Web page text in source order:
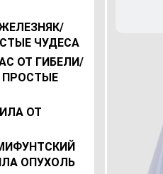
ЧУДЕСА
ОТ ГИБЕЛИ/
ОТ
ОПУХОЛЬ